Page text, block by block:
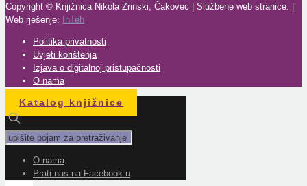
Copyright © Knjižnica Nikola Zrinski, Čakovec | Službene web stranice. |
Web rješenje:
InTeh
Politika privatnosti
Uvjeti korištenja
Izjava o digitalnoj pristupačnosti
O nama
Katalog knjižnice
O nama
Prati nas na Facebook-u